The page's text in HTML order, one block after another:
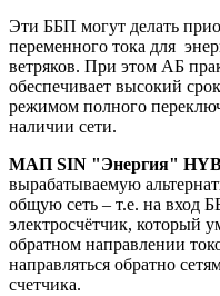
Эти ББП могут делать
переменного тока для
ветряков. При этом АБ
обеспечивает высокий
режимом полного
наличии сети.
МАП SIN "Энергия"
вырабатываемую
общую сеть – т.е. на вход
электросчётчик, который
обратном направлении
направляться обратно
счетчика.